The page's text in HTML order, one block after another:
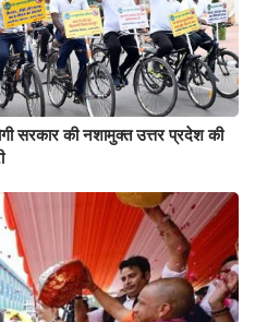
सरकार की नशामुक्त उत्तर प्रदेश की